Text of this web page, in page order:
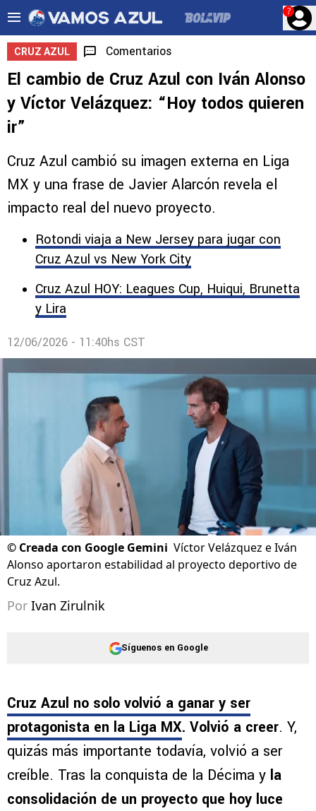
?
CRUZ AZUL Comentarios
El cambio de Cruz Azul con Iván Alonso
y Víctor Velázquez: “Hoy todos quieren
ir”
Cruz Azul cambió su imagen externa en Liga
MX y una frase de Javier Alarcón revela el
impacto real del nuevo proyecto.
Rotondi viaja a New Jersey para jugar con
Cruz Azul vs New York City
Cruz Azul HOY: Leagues Cup, Huiqui, Brunetta
y Lira
12/06/2026 - 11:40hs CST
© Creada con Google Gemini Víctor Velázquez e Iván
Alonso aportaron estabilidad al proyecto deportivo de
Cruz Azul.
Por Ivan Zirulnik
Síguenos en Google
Cruz Azul no solo volvió a ganar y ser
protagonista en la Liga MX. Volvió a creer. Y,
quizás más importante todavía, volvió a ser
creíble. Tras la conquista de la Décima y la
consolidación de un proyecto que hoy luce